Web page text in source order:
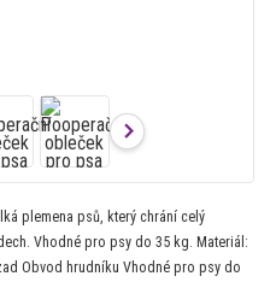
plemena psů, který chrání celý
Vhodné pro psy do 35 kg. Materiál:
Obvod hrudníku Vhodné pro psy do